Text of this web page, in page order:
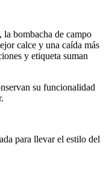
bombacha de campo
calce y una caída más
y etiqueta suman
su funcionalidad
para llevar el estilo del